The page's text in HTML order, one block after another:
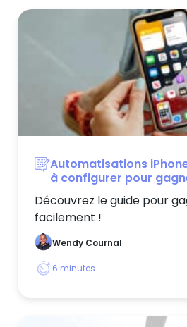
Automatisations
à configurer pour
Découvrez le guide pour
facilement !
Wendy Cournal
6 minutes